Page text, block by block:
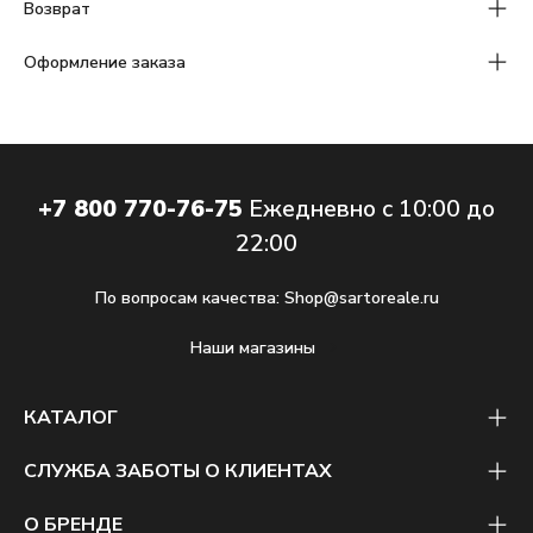
Возврат
Оформление заказа
КАТАЛОГ
СЛУЖБА ЗАБОТЫ О КЛИЕНТАХ
О БРЕНДЕ
+7 800 770-76-75 Ежедневно с 10:00 до
22:00
По вопросам качества: Shop@sartoreale.ru
Наши магазины